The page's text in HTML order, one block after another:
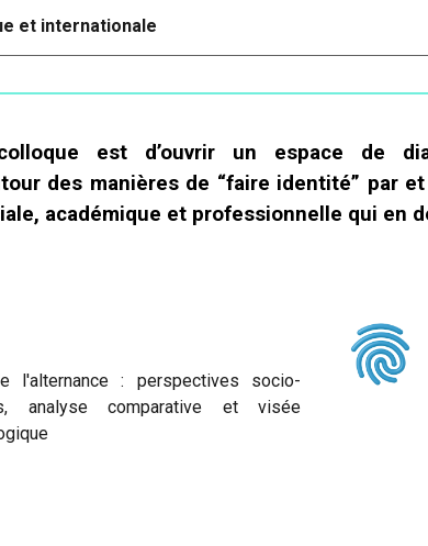
et internationale
est d’ouvrir un espace de
des manières de “faire identité” par
académique et professionnelle qui en
l'alternance : perspectives socio-
analyse comparative et visée